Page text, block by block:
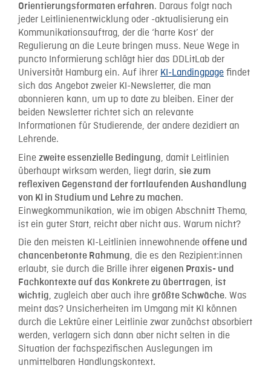
Orientierungsformaten erfahren. Daraus folgt nach
jeder Leitlinienentwicklung oder -aktualisierung ein
Kommunikationsauftrag, der die ‘harte Kost’ der
Regulierung an die Leute bringen muss. Neue Wege in
puncto Informierung schlägt hier das DDLitLab der
Universität Hamburg ein. Auf ihrer KI-Landingpage findet
sich das Angebot zweier KI-Newsletter, die man
abonnieren kann, um up to date zu bleiben. Einer der
beiden Newsletter richtet sich an relevante
Informationen für Studierende, der andere dezidiert an
Lehrende.
Eine zweite essenzielle Bedingung, damit Leitlinien
überhaupt wirksam werden, liegt darin, sie zum
reflexiven Gegenstand der fortlaufenden Aushandlung
von KI in Studium und Lehre zu machen.
Einwegkommunikation, wie im obigen Abschnitt Thema,
ist ein guter Start, reicht aber nicht aus. Warum nicht?
Die den meisten KI-Leitlinien innewohnende offene und
chancenbetonte Rahmung, die es den Rezipient:innen
erlaubt, sie durch die Brille ihrer eigenen Praxis- und
Fachkontexte auf das Konkrete zu übertragen, ist
wichtig, zugleich aber auch ihre größte Schwäche. Was
meint das? Unsicherheiten im Umgang mit KI können
durch die Lektüre einer Leitlinie zwar zunächst absorbiert
werden, verlagern sich dann aber nicht selten in die
Situation der fachspezifischen Auslegungen im
unmittelbaren Handlungskontext.